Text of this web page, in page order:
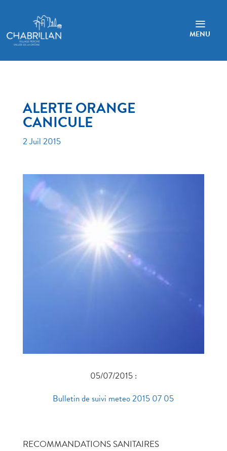
a
MENU
ALERTE ORANGE
CANICULE
2 Juil 2015
05/07/2015 :
Bulletin de suivi meteo 2015 07 05
RECOMMANDATIONS SANITAIRES